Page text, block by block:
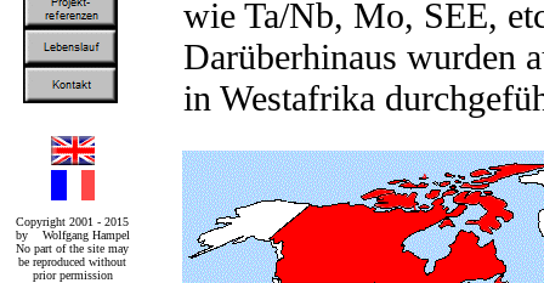
Copyright 2001 - 2015
by Wolfgang Hampel
No part of the site may
be reproduced without
prior permission
wie Ta/Nb, Mo, SEE,
Darüberhinaus wurden
in Westafrika